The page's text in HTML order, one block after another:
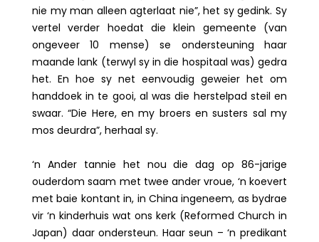
nie my man alleen agterlaat nie”, het sy gedink. Sy
vertel verder hoedat die klein gemeente (van
ongeveer 10 mense) se ondersteuning haar
maande lank (terwyl sy in die hospitaal was) gedra
het. En hoe sy net eenvoudig geweier het om
handdoek in te gooi, al was die herstelpad steil en
swaar. “Die Here, en my broers en susters sal my
mos deurdra”, herhaal sy.
‘n Ander tannie het nou die dag op 86-jarige
ouderdom saam met twee ander vroue, ‘n koevert
met baie kontant in, in China ingeneem, as bydrae
vir ‘n kinderhuis wat ons kerk (Reformed Church in
Japan) daar ondersteun. Haar seun – ‘n predikant